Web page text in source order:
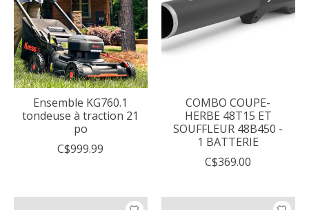
Ensemble KG760.1
tondeuse à traction 21
po
C$999.99
COMBO COUPE-
HERBE 48T15 ET
SOUFFLEUR 48B450 -
1 BATTERIE
C$369.00